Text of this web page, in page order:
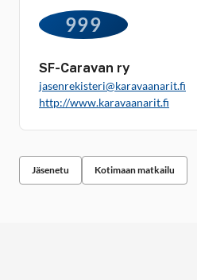
999
SF-Caravan ry
jasenrekisteri@karavaanarit.fi
http://www.karavaanarit.fi
Jäsenetu Kotimaan matkailu